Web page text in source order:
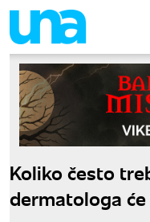
Koliko često
dermatologa